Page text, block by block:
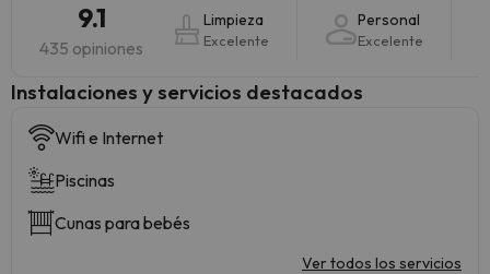
9.1
435 opiniones
Limpieza
Excelente
Personal
Excelente
Instalaciones y servicios destacados
Wifi e Internet
Piscinas
Cunas para bebés
Ver todos los servicios